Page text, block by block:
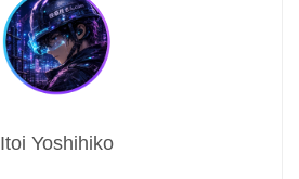
Itoi Yoshihiko